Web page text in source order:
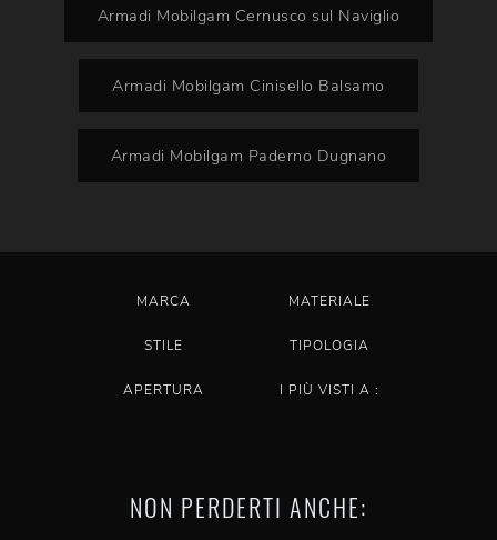
Armadi Mobilgam Cernusco sul Naviglio
Armadi Mobilgam Cinisello Balsamo
Armadi Mobilgam Paderno Dugnano
MARCA MATERIALE
STILE TIPOLOGIA
APERTURA I PIÙ VISTI A :
NON PERDERTI ANCHE: